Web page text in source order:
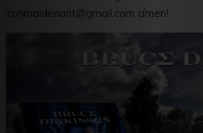
ironmaidenant@gmail.com címen!